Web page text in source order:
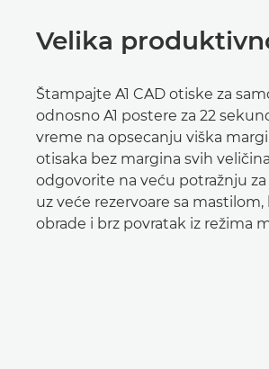
Velika
Štampajte A1 CAD otiske za
odnosno A1 postere za 22
vreme na opsecanju viška
otisaka bez margina svih
odgovorite na veću potražnju
uz veće rezervoare sa
obrade i brz povratak iz režima